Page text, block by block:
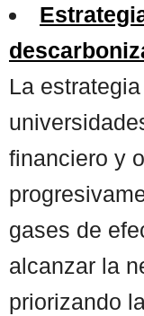
La
financiero y
gases de
alcanzar la
priorizando